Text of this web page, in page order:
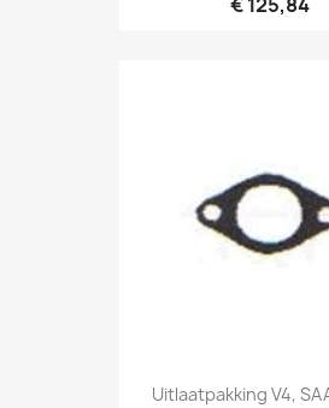
Uitlaatpakking V4,